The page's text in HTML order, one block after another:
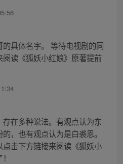
具体名字。 等待电视剧的同
读《狐妖小红娘》原著提前
在多种说法。有观点认为东
，也有观点认为是白裘恩。
击下方链接来阅读《狐妖小